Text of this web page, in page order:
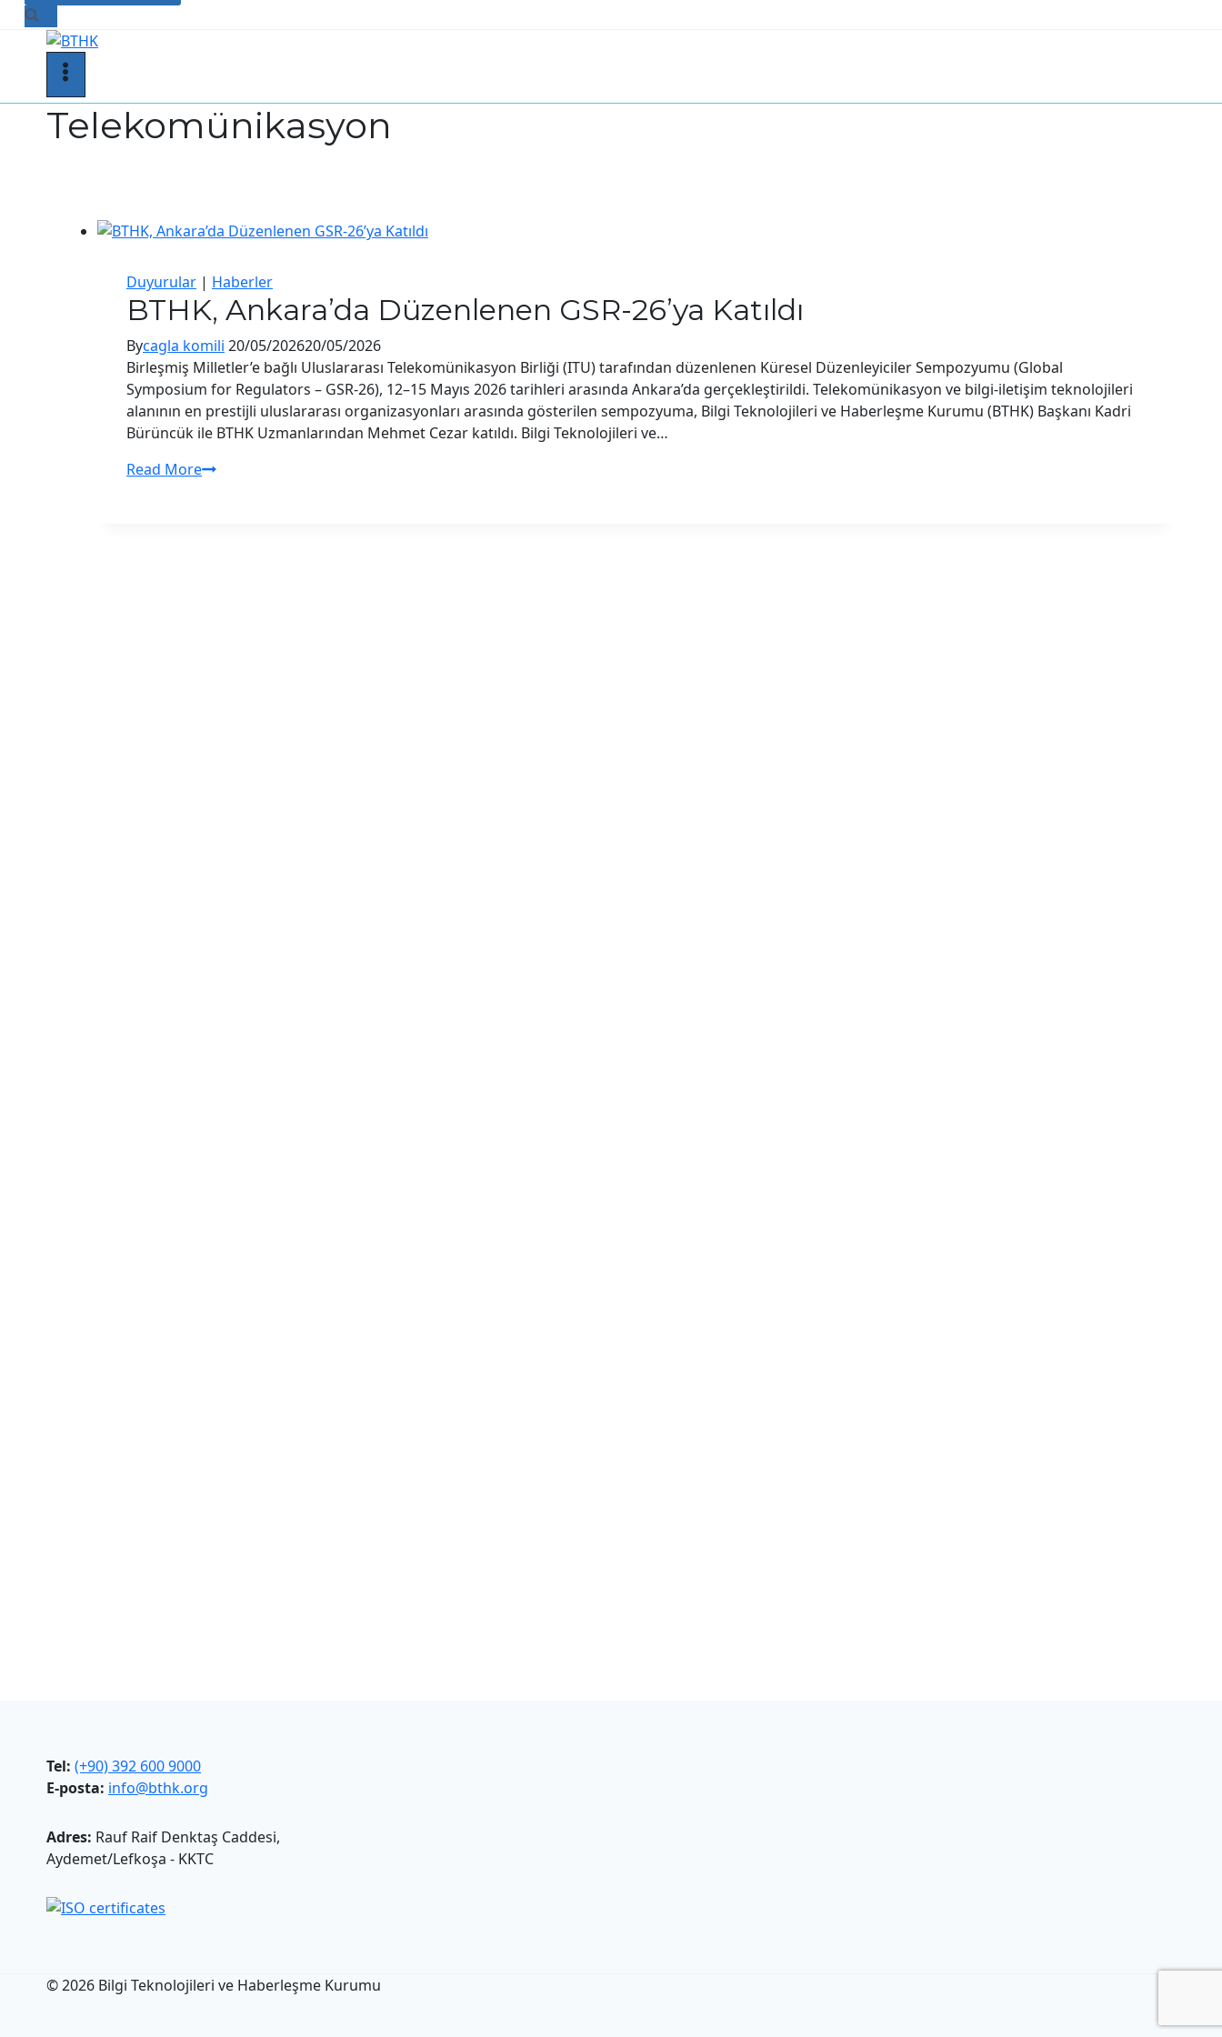
Telekomünikasyon
Duyurular | Haberler
BTHK, Ankara’da Düzenlenen GSR-26’ya Katıldı
Bycagla komili 20/05/202620/05/2026
Birleşmiş Milletler’e bağlı Uluslararası Telekomünikasyon Birliği (ITU) tarafından düzenlenen Küresel Düzenleyiciler Sempozyumu (Global
Symposium for Regulators – GSR-26), 12–15 Mayıs 2026 tarihleri arasında Ankara’da gerçekleştirildi. Telekomünikasyon ve bilgi-iletişim teknolojileri
alanının en prestijli uluslararası organizasyonları arasında gösterilen sempozyuma, Bilgi Teknolojileri ve Haberleşme Kurumu (BTHK) Başkanı Kadri
Bürüncük ile BTHK Uzmanlarından Mehmet Cezar katıldı. Bilgi Teknolojileri ve…
Read MoreBTHK,
Tel: (+90) 392 600 9000
E-posta: info@bthk.org
Adres: Rauf Raif Denktaş Caddesi,
Aydemet/Lefkoşa - KKTC
© 2026 Bilgi Teknolojileri ve Haberleşme Kurumu